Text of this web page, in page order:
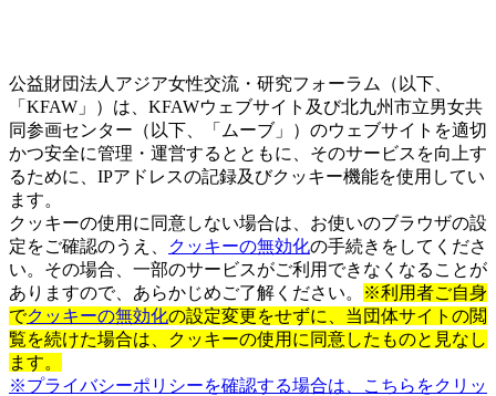
公益財団法人アジア女性交流・研究フォーラム（以下、
「KFAW」）は、KFAWウェブサイト及び北九州市立男女共
同参画センター（以下、「ムーブ」）のウェブサイトを適切
かつ安全に管理・運営するとともに、そのサービスを向上す
るために、IPアドレスの記録及びクッキー機能を使用してい
ます。
クッキーの使用に同意しない場合は、お使いのブラウザの設
定をご確認のうえ、
クッキーの無効化の手続きをしてくださ
い。その場合、一部のサービスがご利用できなくなることが
ありますので、あらかじめご了解ください。
※利用者ご自身
でクッキーの無効化の設定変更をせずに、当団体サイトの閲
覧を続けた場合は、クッキーの使用に同意したものと見なし
ます。
※プライバシーポリシーを確認する場合は、こちらをクリッ